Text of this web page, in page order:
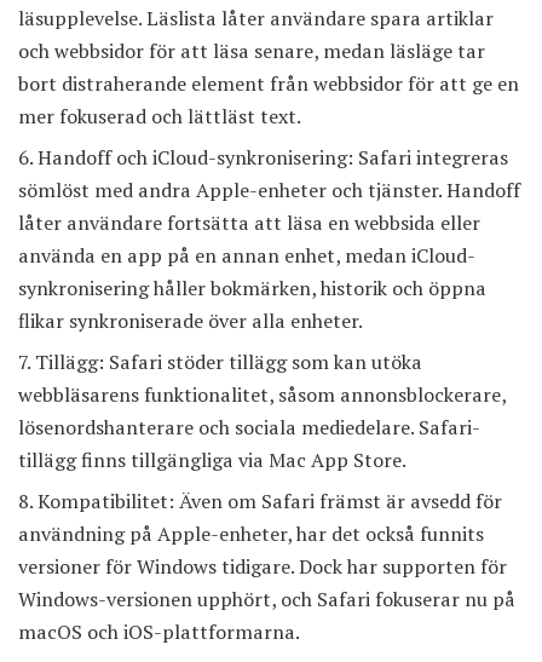
läsupplevelse. Läslista låter användare spara artiklar
och webbsidor för att läsa senare, medan läsläge tar
bort distraherande element från webbsidor för att ge en
mer fokuserad och lättläst text.
Handoff och iCloud-synkronisering: Safari integreras
sömlöst med andra Apple-enheter och tjänster. Handoff
låter användare fortsätta att läsa en webbsida eller
använda en app på en annan enhet, medan iCloud-
synkronisering håller bokmärken, historik och öppna
flikar synkroniserade över alla enheter.
Tillägg: Safari stöder tillägg som kan utöka
webbläsarens funktionalitet, såsom annonsblockerare,
lösenordshanterare och sociala mediedelare. Safari-
tillägg finns tillgängliga via Mac App Store.
Kompatibilitet: Även om Safari främst är avsedd för
användning på Apple-enheter, har det också funnits
versioner för Windows tidigare. Dock har supporten för
Windows-versionen upphört, och Safari fokuserar nu på
macOS och iOS-plattformarna.